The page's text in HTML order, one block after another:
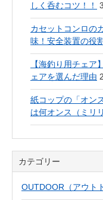
しく呑むコツ！！
カセットコンロの
味！安全装置の役
【海釣り用チェア
ェアを選んだ理由
紙コップの「オン
は何オンス（ミリ
カテゴリー
OUTDOOR（アウト